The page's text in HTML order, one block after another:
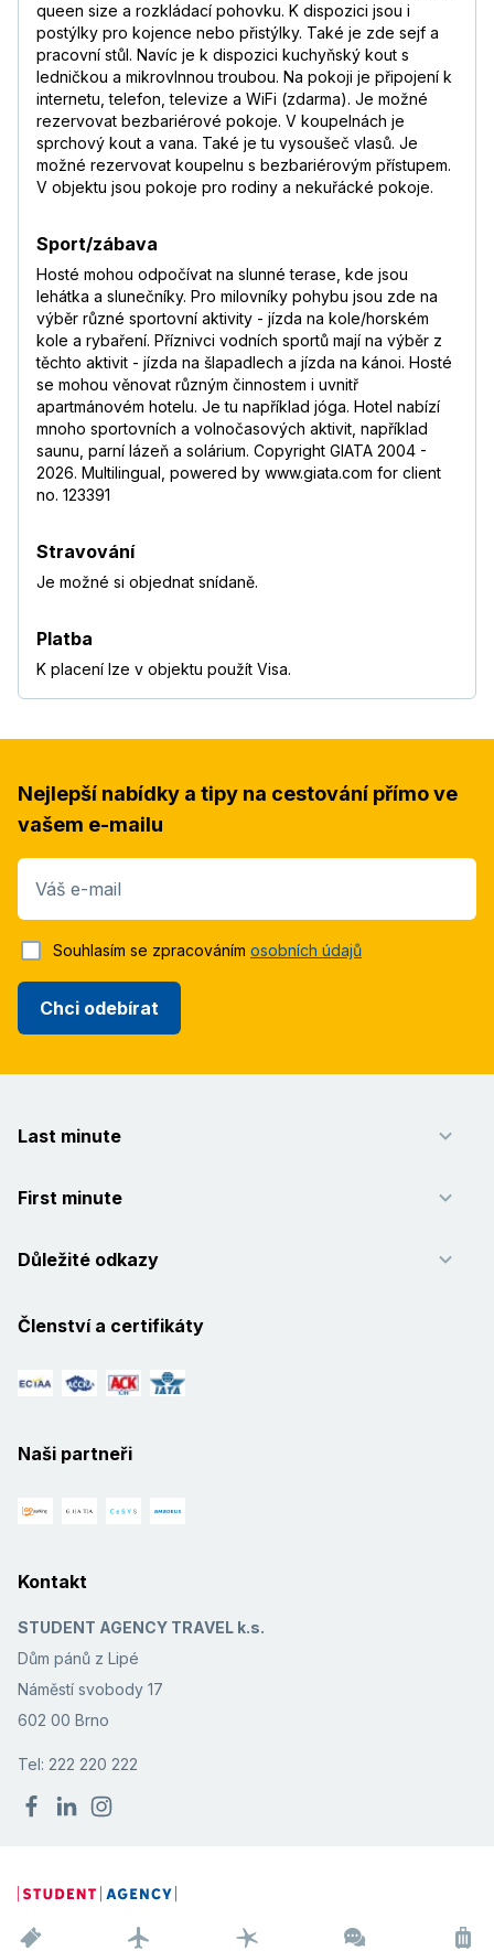
queen size a rozkládací pohovku. K dispozici jsou i
postýlky pro kojence nebo přistýlky. Také je zde sejf a
pracovní stůl. Navíc je k dispozici kuchyňský kout s
ledničkou a mikrovlnnou troubou. Na pokoji je připojení k
internetu, telefon, televize a WiFi (zdarma). Je možné
rezervovat bezbariérové pokoje. V koupelnách je
sprchový kout a vana. Také je tu vysoušeč vlasů. Je
možné rezervovat koupelnu s bezbariérovým přístupem.
V objektu jsou pokoje pro rodiny a nekuřácké pokoje.
Sport/zábava
Hosté mohou odpočívat na slunné terase, kde jsou
lehátka a slunečníky. Pro milovníky pohybu jsou zde na
výběr různé sportovní aktivity - jízda na kole/horském
kole a rybaření. Příznivci vodních sportů mají na výběr z
těchto aktivit - jízda na šlapadlech a jízda na kánoi. Hosté
se mohou věnovat různým činnostem i uvnitř
apartmánovém hotelu. Je tu například jóga. Hotel nabízí
mnoho sportovních a volnočasových aktivit, například
saunu, parní lázeň a solárium. Copyright GIATA 2004 -
2026. Multilingual, powered by www.giata.com for client
no. 123391
Stravování
Je možné si objednat snídaně.
Platba
K placení lze v objektu použít Visa.
Nejlepší nabídky a tipy na cestování přímo ve
vašem e-mailu
Váš e-mail
Chci odebírat
Souhlasím se zpracováním osobních údajů
Last minute
First minute
Důležité odkazy
Členství a certifikáty
Naši partneři
Kontakt
STUDENT AGENCY TRAVEL k.s.
Dům pánů z Lipé
Náměstí svobody 17
602 00 Brno
Tel: 222 220 222